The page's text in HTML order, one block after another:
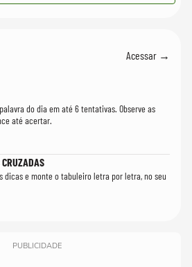
Acessar →
do dia em até 6 tentativas. Observe as
até acertar.
dicas e monte o tabuleiro letra por letra, no seu
PUBLICIDADE